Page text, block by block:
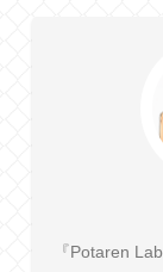
『Potaren